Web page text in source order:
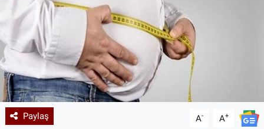
Paylaş A- A+
Yazarlar
Astroloji-Rüya